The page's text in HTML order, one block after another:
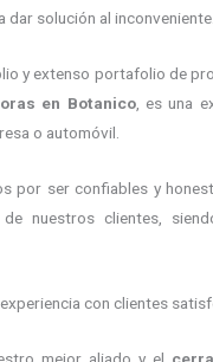
dar solución al inconveniente.
y extenso portafolio de
en Botanico, es una
o automóvil.
por ser confiables y
nuestros clientes,
con clientes